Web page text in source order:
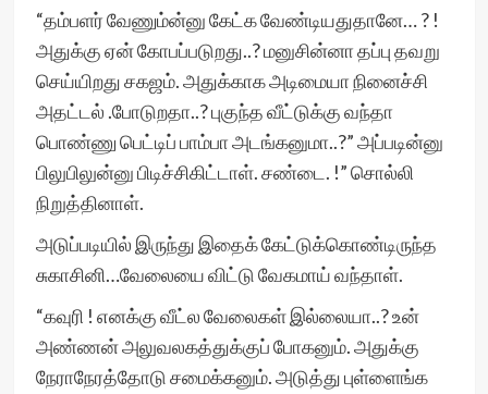
“தம்பளர் வேணும்ன்னு கேட்க வேண்டியதுதானே… ? !
அதுக்கு ஏன் கோபப்படுறது..? மனுசின்னா தப்பு தவறு
செய்யிறது சகஜம். அதுக்காக அடிமையா நினைச்சி
அதட்டல் .போடுறதா..? புகுந்த வீட்டுக்கு வந்தா
பொண்ணு பெட்டிப் பாம்பா அடங்கனுமா..?” அப்படின்னு
பிலுபிலுன்னு பிடிச்சிகிட்டாள். சண்டை. !” சொல்லி
நிறுத்தினாள்.
அடுப்படியில் இருந்து இதைக் கேட்டுக்கொண்டிருந்த
சுகாசினி…வேலையை விட்டு வேகமாய் வந்தாள்.
“கவுரி ! எனக்கு வீட்ல வேலைகள் இல்லையா..? உன்
அண்ணன் அலுவலகத்துக்குப் போகனும். அதுக்கு
நேராநேரத்தோடு சமைக்கனும். அடுத்து புள்ளைங்க